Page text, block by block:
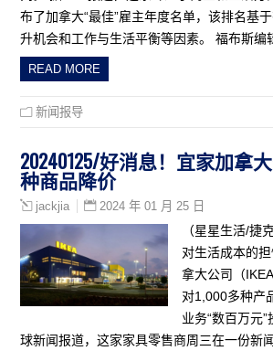
布了加拿大“最佳”雇主年度名单，该排名基
升机会和工作与生活平衡等因素。 福布斯编
READ MORE
新闻报导
20240125/好消息！宜家加拿
种商品降价
jackjia 2024 年 01 月 25 日
（星星生活/捷
对生活成本的
拿大公司（
对1,000多种产
业务“数百万元
球新闻报道，这家家具零售商周三在一份新